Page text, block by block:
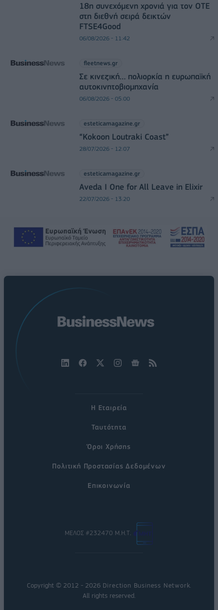
18η συνεχόμενη χρονιά για τον ΟΤΕ
στη διεθνή σειρά δεικτών
FTSE4Good
06/08/2026 - 11:42
fleetnews.gr
Σε κινεζική… πολιορκία η ευρωπαϊκή
αυτοκινητοβιομηχανία
06/08/2026 - 05:00
esteticamagazine.gr
“Kokoon Loutraki Coast”
28/07/2026 - 12:07
esteticamagazine.gr
Aveda I One for All Leave in Elixir
22/07/2026 - 13:20
Η Εταιρεία
Ταυτότητα
Όροι Χρήσης
Πολιτική Προστασίας Δεδομένων
Επικοινωνία
ΜΕΛΟΣ #232470 Μ.Η.Τ.
Copyright © 2012 - 2026 Direction Business Network.
All rights reserved.